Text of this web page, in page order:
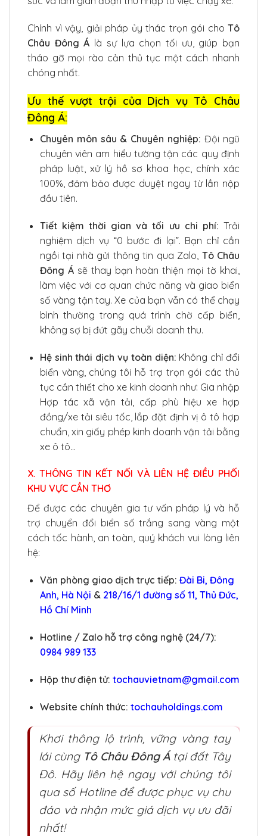
Chính vì vậy, giải pháp ủy thác trọn gói cho Tô
Châu Đông Á là sự lựa chọn tối ưu, giúp bạn
tháo gỡ mọi rào cản thủ tục một cách nhanh
chóng nhất.
Ưu thế vượt trội của Dịch vụ Tô Châu
Đông Á:
Chuyên môn sâu & Chuyên nghiệp: Đội ngũ
chuyên viên am hiểu tường tận các quy định
pháp luật, xử lý hồ sơ khoa học, chính xác
100%, đảm bảo được duyệt ngay từ lần nộp
đầu tiên.
Tiết kiệm thời gian và tối ưu chi phí: Trải
nghiệm dịch vụ “0 bước đi lại”. Bạn chỉ cần
ngồi tại nhà gửi thông tin qua Zalo, Tô Châu
Đông Ásẽ thay bạn hoàn thiện mọi tờ khai,
làm việc với cơ quan chức năng và giao biển
số vàng tận tay. Xe của bạn vẫn có thể chạy
bình thường trong quá trình chờ cấp biển,
không sợ bị đứt gãy chuỗi doanh thu.
Hệ sinh thái dịch vụ toàn diện: Không chỉ đổi
biển vàng, chúng tôi hỗ trợ trọn gói các thủ
tục cần thiết cho xe kinh doanh như: Gia nhập
Hợp tác xã vận tải, cấp phù hiệu xe hợp
đồng/xe tải siêu tốc, lắp đặt định vị ô tô hợp
chuẩn, xin giấy phép kinh doanh vận tải bằng
xe ô tô…
X. THÔNG TIN KẾT NỐI VÀ LIÊN HỆ ĐIỀU PHỐI
KHU VỰC CẦN THƠ
Để được các chuyên gia tư vấn pháp lý và hỗ
trợ chuyển đổi biển số trắng sang vàng một
cách tốc hành, an toàn, quý khách vui lòng liên
hệ:
Văn phòng giao dịch trực tiếp: Đài Bi, Đông
Anh, Hà Nội & 218/16/1 đường số 11, Thủ Đức,
Hồ Chí Minh
Hotline / Zalo hỗ trợ công nghệ (24/7):
0984 989 133
Hộp thư điện tử: tochauvietnam@gmail.com
Website chính thức: tochauholdings.com
Khơi thông lộ trình, vững vàng tay
lái cùng Tô Châu Đông Átại đất Tây
Đô. Hãy liên hệ ngay với chúng tôi
qua số Hotline để được phục vụ chu
đáo và nhận mức giá dịch vụ ưu đãi
nhất!